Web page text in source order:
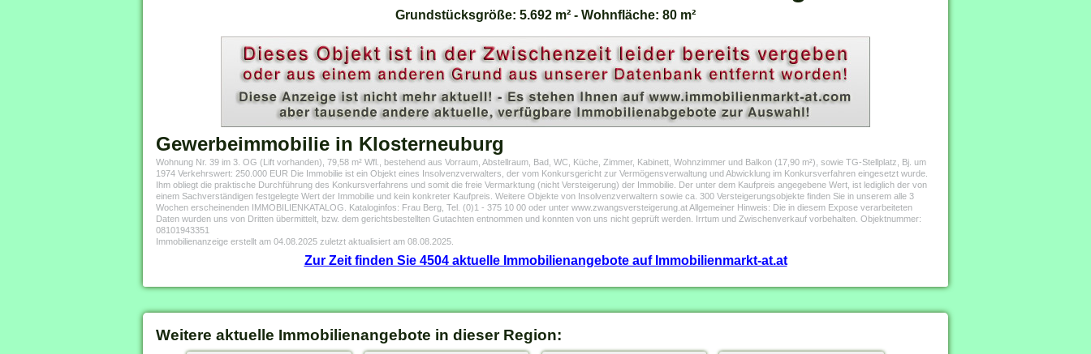
Grundstücksgröße: 5.692 m² - Wohnfläche: 80 m²
Gewerbeimmobilie in Klosterneuburg
Wohnung Nr. 39 im 3. OG (Lift vorhanden), 79,58 m² Wfl., bestehend aus Vorraum, Abstellraum, Bad, WC, Küche, Zimmer, Kabinett, Wohnzimmer und Balkon (17,90 m²), sowie TG-Stellplatz, Bj. um
1974 Verkehrswert: 250.000 EUR Die Immobilie ist ein Objekt eines Insolvenzverwalters, der vom Konkursgericht zur Vermögensverwaltung und Abwicklung im Konkursverfahren eingesetzt wurde.
Ihm obliegt die praktische Durchführung des Konkursverfahrens und somit die freie Vermarktung (nicht Versteigerung) der Immobilie. Der unter dem Kaufpreis angegebene Wert, ist lediglich der von
einem Sachverständigen festgelegte Wert der Immobilie und kein konkreter Kaufpreis. Weitere Objekte von Insolvenzverwaltern sowie ca. 300 Versteigerungsobjekte finden Sie in unserem alle 3
Wochen erscheinenden IMMOBILIENKATALOG. Kataloginfos: Frau Berg, Tel. (0)1 - 375 10 00 oder unter www.zwangsversteigerung.at Allgemeiner Hinweis: Die in diesem Expose verarbeiteten
Daten wurden uns von Dritten übermittelt, bzw. dem gerichtsbestellten Gutachten entnommen und konnten von uns nicht geprüft werden. Irrtum und Zwischenverkauf vorbehalten. Objektnummer:
08101943351
Immobilienanzeige erstellt am 04.08.2025 zuletzt aktualisiert am 08.08.2025.
Zur Zeit finden Sie 4504 aktuelle Immobilienangebote auf Immobilienmarkt-at.at
Weitere aktuelle Immobilienangebote in dieser Region: